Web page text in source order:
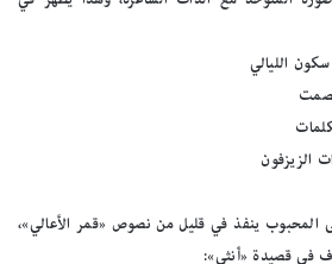
الليالي
الزيزفون
المحبوب ينفذ في قليل من نصوص «قمر الأعالي»،
في قصيدة «أنثى»: